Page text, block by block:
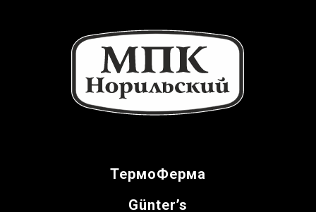
ТермоФерма
Günter’s